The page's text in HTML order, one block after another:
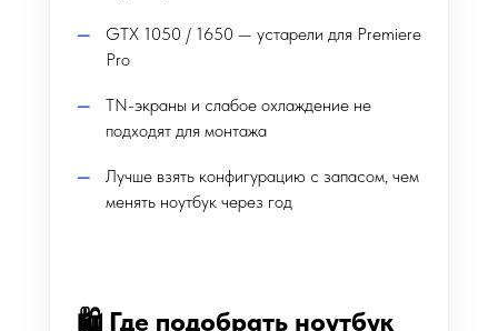
GTX 1050 / 1650 — устарели для Premiere
Pro
TN-экраны и слабое охлаждение не
подходят для монтажа
Лучше взять конфигурацию с запасом, чем
менять ноутбук через год
🛍 Где подобрать ноутбук